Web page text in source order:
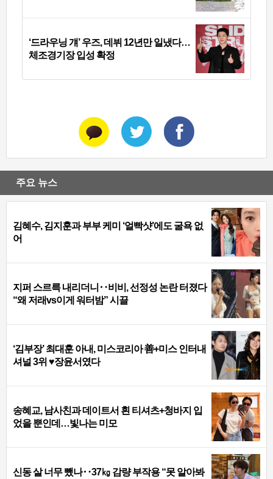
‘드라우닝 걔’ 우즈, 데뷔 12년만 일냈다…
체조경기장 입성 확정
주요 뉴스
김혜수, 김지훈과 부부 케미 ‘얼빡샷’에도 굴욕 없
어
지퍼 스르륵 내리더니‥비비, 선정성 논란 터졌다
“왜 저래vs이게 워터밤” 시끌
‘김부장’ 최대훈 아내, 미스코리아 善+미스 인터내
셔널 3위 ♥장윤서였다
송혜교, 남사친과 데이트서 흰 티셔츠+청바지 입
었을 뿐인데…빛나는 미모
신동 살 너무 뺐나‥37㎏ 감량 부작용 “못 알아봐